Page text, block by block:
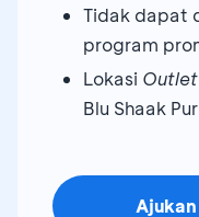
Tidak dapat
program
Lokasi Outlet
Blu Shaak